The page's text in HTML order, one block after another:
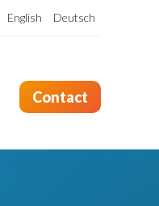
English Deutsch
Contact